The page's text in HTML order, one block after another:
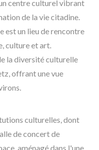
centre culturel vibrant
de la vie citadine.
est un lieu de rencontre
culture et art.
la diversité culturelle
offrant une vue
culturelles, dont
de concert de
aménagé dans l'une